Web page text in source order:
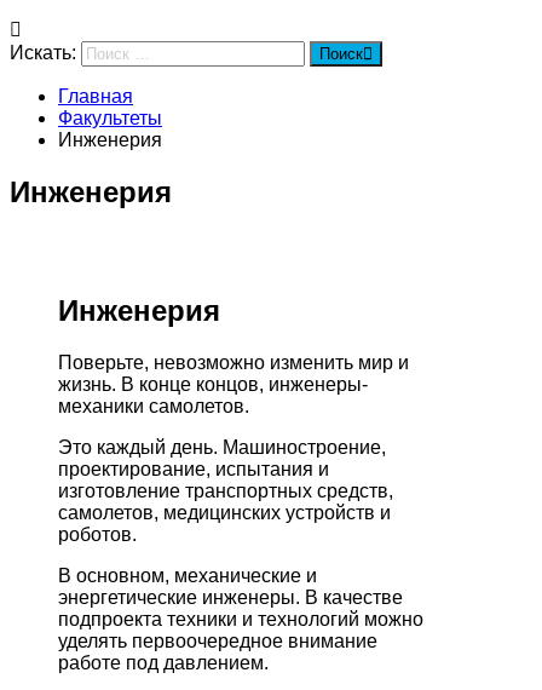
Искать: Поиск
Главная
Факультеты
Инженерия
Инженерия
Инженерия
Поверьте, невозможно изменить мир и
жизнь. В конце концов, инженеры-
механики самолетов.
Это каждый день. Машиностроение,
проектирование, испытания и
изготовление транспортных средств,
самолетов, медицинских устройств и
роботов.
В основном, механические и
энергетические инженеры. В качестве
подпроекта техники и технологий можно
уделять первоочередное внимание
работе под давлением.